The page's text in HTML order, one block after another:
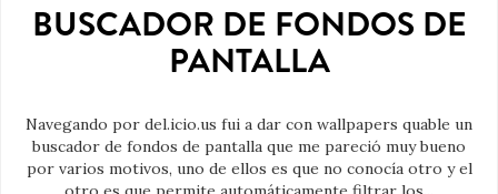
BUSCADOR DE FONDOS DE
PANTALLA
Navegando por del.icio.us fui a dar con wallpapers quable un
buscador de fondos de pantalla que me pareció muy bueno
por varios motivos, uno de ellos es que no conocía otro y el